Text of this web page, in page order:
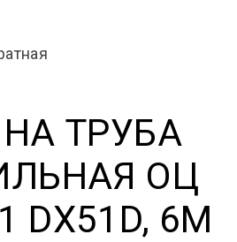
ТРУБА
ОЦ
DX51D, 6М